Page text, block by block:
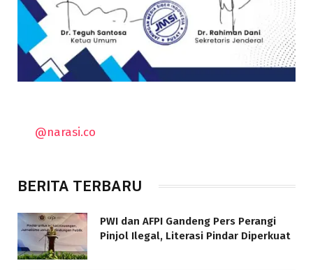
@narasi.co
BERITA TERBARU
PWI dan AFPI Gandeng Pers Perangi
Pinjol Ilegal, Literasi Pindar Diperkuat